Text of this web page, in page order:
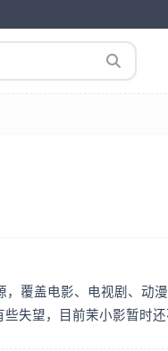
覆盖电影、电视剧、动
失望，目前茉小影暂时